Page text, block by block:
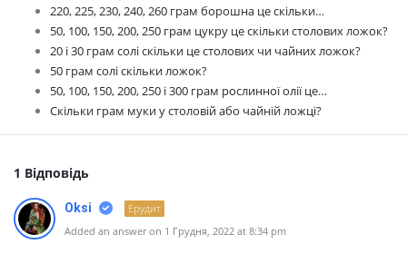
220, 225, 230, 240, 260 грам борошна це скільки…
50, 100, 150, 200, 250 грам цукру це скільки столових ложок?
20 і 30 грам солі скільки це столових чи чайних ложок?
50 грам солі скільки ложок?
50, 100, 150, 200, 250 і 300 грам рослинної олії це…
Скільки грам муки у столовій або чайній ложці?
1 Відповідь
Oksi
Ерудит
Added an answer on 1 Грудня, 2022 at 8:34 pm